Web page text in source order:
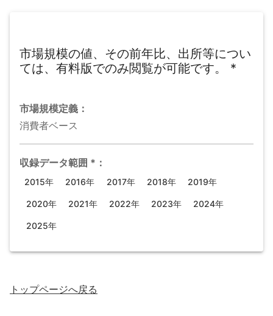
市場規模の値、その前年比、出所等につい
ては、有料版でのみ閲覧が可能です。
*
市場規模定義：
消費者ベース
収録データ範囲 * ：
2015年 2016年 2017年 2018年 2019年
2020年 2021年 2022年 2023年 2024年
2025年
トップページへ戻る